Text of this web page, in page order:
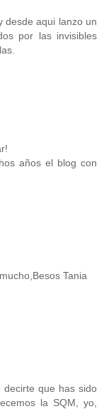
desde aqui lanzo un
por las invisibles
años el blog con
Tania
decirte que has sido
la SQM, yo,